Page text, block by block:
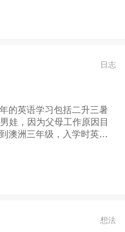
候有妈妈愿意陪你一起面
。
终的结果事与愿违，没办
考，没有赋分，和西藏
到很多人考出来都不敢相
，就是我们那个年代的会
差距，最后改卷子也很离
化学和生物大题他觉得自
，分到底扣哪了啊，百思
，平时成绩不如他的分都
日志
的英语学习包括二升三暑
娃，因为父母工作原因目
澳洲三年级，入学时英语
想法